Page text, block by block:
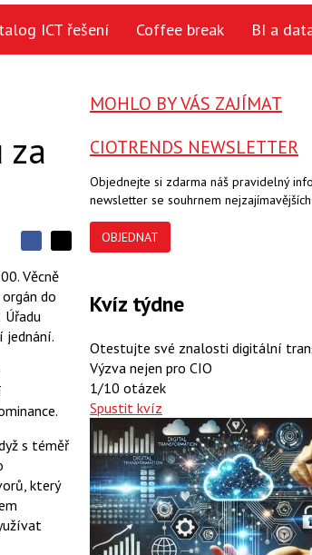
ICT řešení Coffee break BI a
za
S
d
í
l
e
S
í
l
j
t
c
b
k
X
Věcně
do
jednání.
s téměř
který
MOHLO BY VÁS ZAJÍMAT
CIOTRENDS NEWSLETTER
Objednejte si zdarma náš pravidelný
newsletter se souhrnem
OBJEDNAT
Kvíz týdne
Otestujte své znalosti digitální
Výzva nejen pro CIO
1/10 otázek
Spustit kvíz